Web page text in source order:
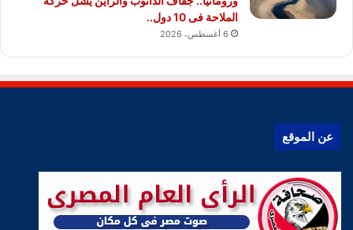
الملاحة فى 10 دول..
6 أغسطس، 2026
عن الموقع